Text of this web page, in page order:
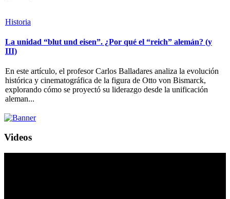
Historia
La unidad “blut und eisen”. ¿Por qué el “reich” alemán? (y
III)
En este artículo, el profesor Carlos Balladares analiza la evolución
histórica y cinematográfica de la figura de Otto von Bismarck,
explorando cómo se proyectó su liderazgo desde la unificación
aleman...
Videos